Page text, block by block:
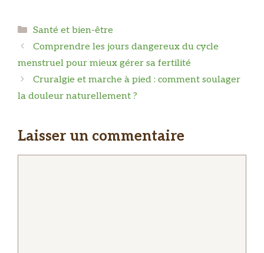
Catégories
Santé et bien-être
Comprendre les jours dangereux du cycle
menstruel pour mieux gérer sa fertilité
Cruralgie et marche à pied : comment soulager
la douleur naturellement ?
Laisser un commentaire